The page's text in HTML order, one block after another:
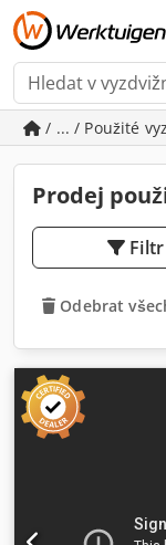
/ ... / Použité
Prodej
Filtr
Odebrat